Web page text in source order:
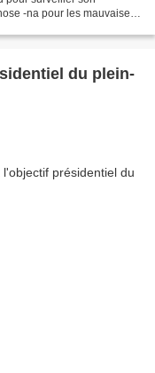
-na pour les mauvaises
du plein-